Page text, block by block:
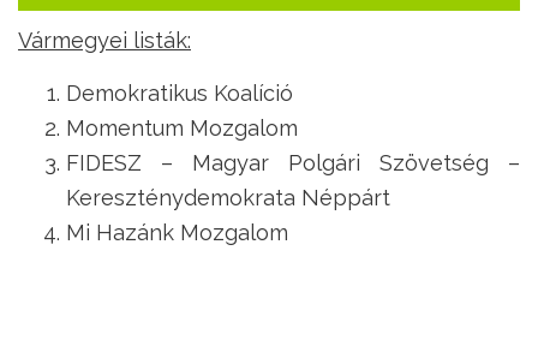
Vármegyei listák:
Demokratikus Koalíció
Momentum Mozgalom
FIDESZ – Magyar Polgári Szövetség –
Kereszténydemokrata Néppárt
Mi Hazánk Mozgalom